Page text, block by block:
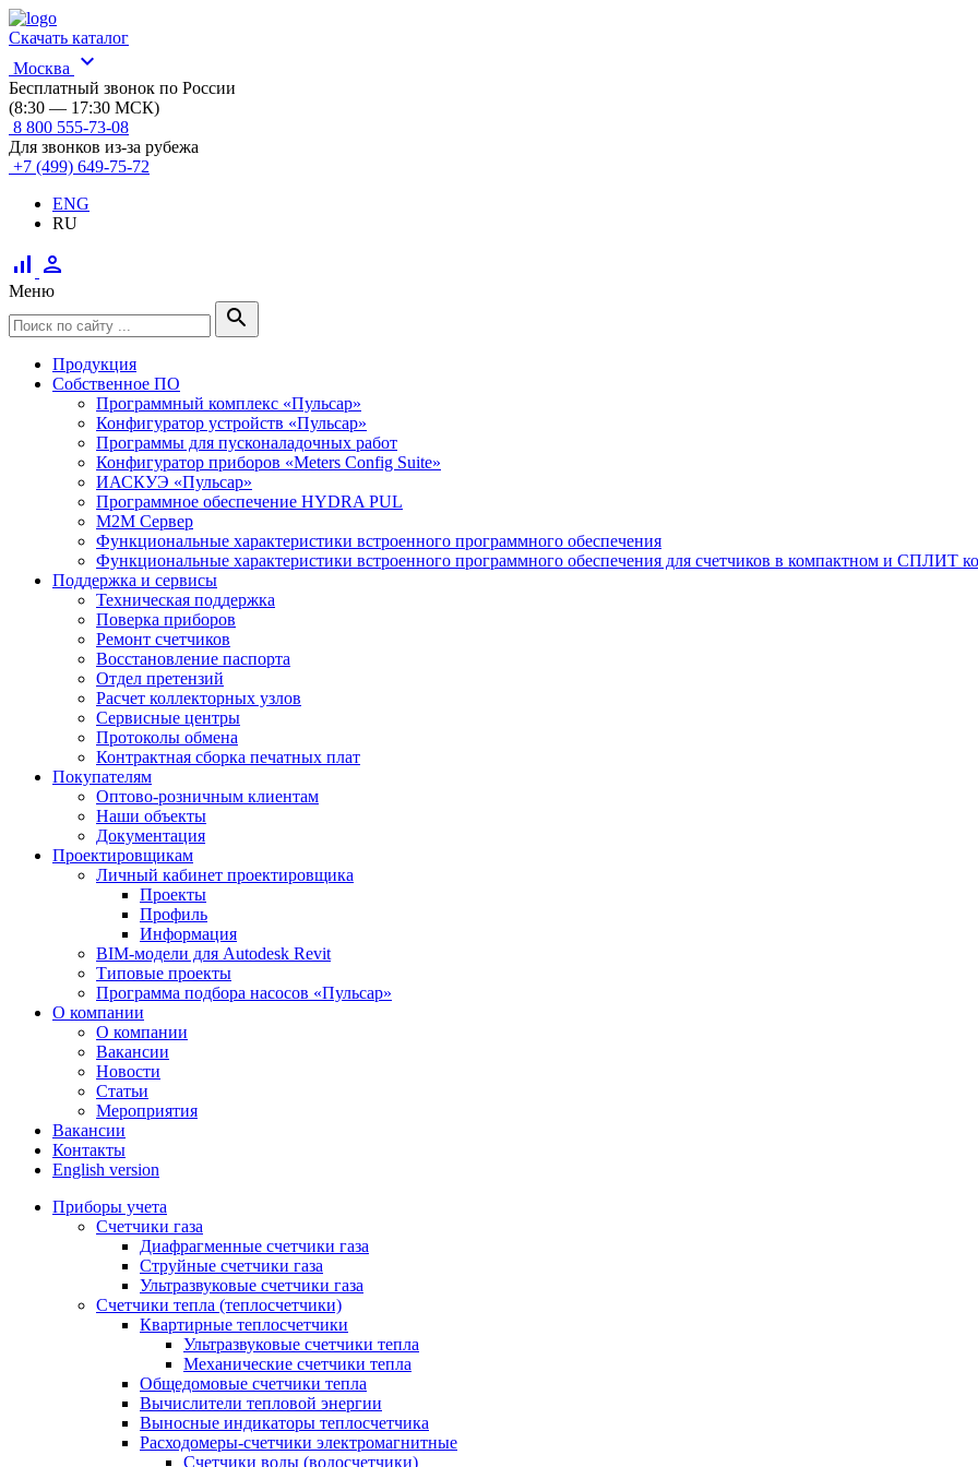
Скачать каталог
Москва
expand_more
Бесплатный звонок по России
(8:30 — 17:30 МСК)
8 800 555-73-08
Для звонков из-за рубежа
+7 (499) 649-75-72
ENG
RU
signal_cellular_alt person
Меню
search
Продукция
Собственное ПО
Программный комплекс «Пульсар»
Конфигуратор устройств «Пульсар»
Программы для пусконаладочных работ
Конфигуратор приборов «Meters Config Suite»
ИАСКУЭ «Пульсар»
Программное обеспечение HYDRA PUL
M2M Сервер
Функциональные характеристики встроенного программного обеспечения
Функциональные характеристики встроенного программного обеспечения для счетчиков в компактном и СПЛИТ
Поддержка и сервисы
Техническая поддержка
Поверка приборов
Ремонт счетчиков
Восстановление паспорта
Отдел претензий
Расчет коллекторных узлов
Сервисные центры
Протоколы обмена
Контрактная сборка печатных плат
Покупателям
Оптово-розничным клиентам
Наши объекты
Документация
Проектировщикам
Личный кабинет проектировщика
Проекты
Профиль
Информация
BIM-модели для Autodesk Revit
Типовые проекты
Программа подбора насосов «Пульсар»
О компании
О компании
Вакансии
Новости
Статьи
Мероприятия
Вакансии
Контакты
English version
Приборы учета
Счетчики газа
Диафрагменные счетчики газа
Струйные счетчики газа
Ультразвуковые счетчики газа
Счетчики тепла (теплосчетчики)
Квартирные теплосчетчики
Ультразвуковые счетчики тепла
Механические счетчики тепла
Общедомовые счетчики тепла
Вычислители тепловой энергии
Выносные индикаторы теплосчетчика
Расходомеры-счетчики электромагнитные
Счетчики воды (водосчетчики)